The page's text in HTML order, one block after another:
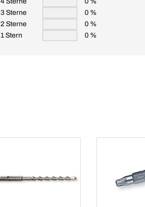
3 Sterne
0 %
2 Sterne
0 %
1 Stern
0 %